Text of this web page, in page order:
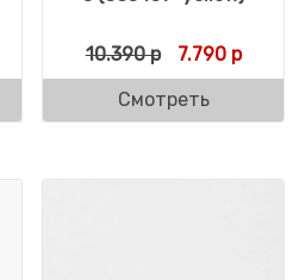
10.390р 7.790р
Смотреть